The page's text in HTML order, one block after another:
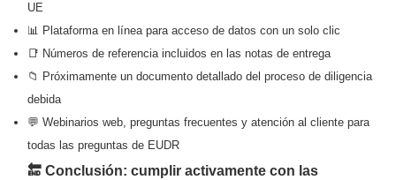
UE
📊 Plataforma en línea para acceso de datos con un solo clic
📑 Números de referencia incluidos en las notas de entrega
📁 Próximamente un documento detallado del proceso de diligencia
debida
💬 Webinarios web, preguntas frecuentes y atención al cliente para
todas las preguntas de EUDR
🔚 Conclusión: cumplir activamente con las